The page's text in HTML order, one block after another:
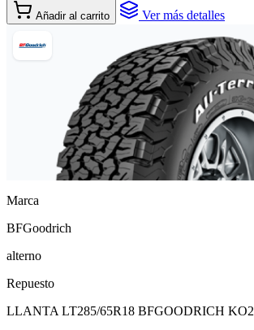
Añadir al carrito Ver más detalles
Marca
BFGoodrich
alterno
Repuesto
LLANTA LT285/65R18 BFGOODRICH KO2